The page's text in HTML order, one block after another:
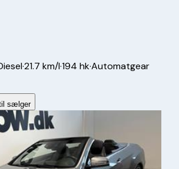
·21.7 km/l·194 hk·Automatgear
sælger